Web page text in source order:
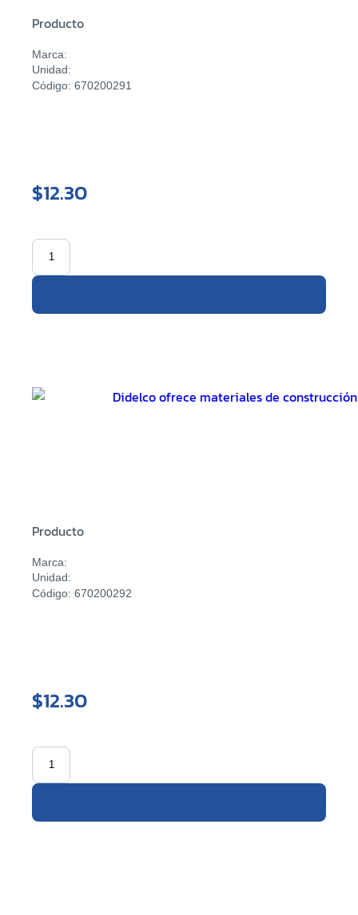
Producto
Marca:
Unidad:
Código: 670200291
$12.30
Producto
Marca:
Unidad:
Código: 670200292
$12.30